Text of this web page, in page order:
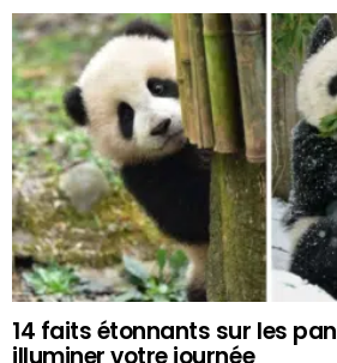
14 faits étonnants sur les